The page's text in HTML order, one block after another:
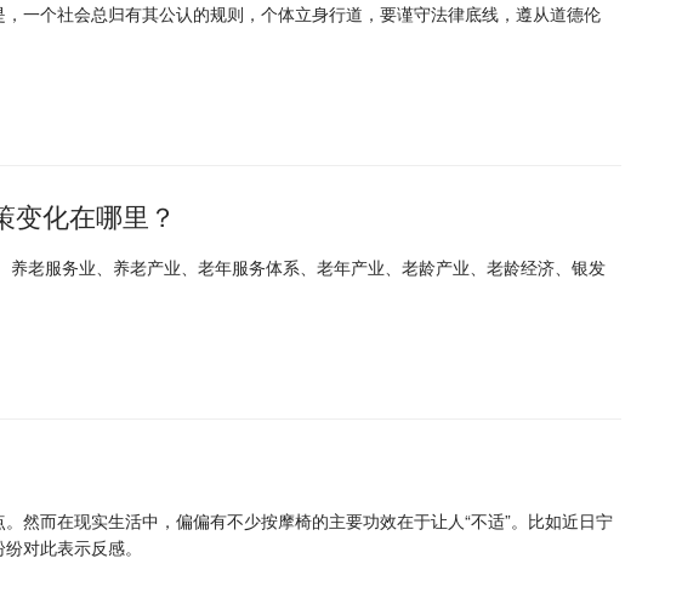
一个社会总归有其公认的规则，个体立身行道，要谨守法律底线，遵从道德伦
变化在哪里？
老服务业、养老产业、老年服务体系、老年产业、老龄产业、老龄经济、银发
然而在现实生活中，偏偏有不少按摩椅的主要功效在于让人“不适”。比如近日宁
对此表示反感。